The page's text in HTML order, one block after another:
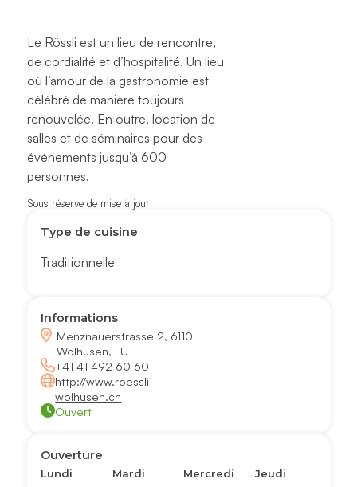
Le Rössli est un lieu de rencontre,
de cordialité et d’hospitalité. Un lieu
où l’amour de la gastronomie est
célébré de manière toujours
renouvelée. En outre, location de
salles et de séminaires pour des
événements jusqu’à 600
personnes.
Sous réserve de mise à jour
Type de cuisine
Traditionnelle
Informations
Menznauerstrasse 2, 6110
Wolhusen, LU
+41 41 492 60 60
http://www.roessli-
wolhusen.ch
Ouvert
Ouverture
Lundi Mardi Mercredi Jeudi